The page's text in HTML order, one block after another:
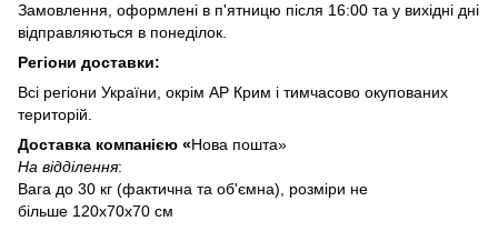
Замовлення, оформлені в п'ятницю після 16:00 та у вихідні дні
відправляються в понеділок.
Регіони доставки:
Всі регіони України, окрім АР Крим і тимчасово окупованих
територій.
Доставка компанією «Нова пошта»
На відділення:
Вага до 30 кг (фактична та об'ємна), розміри не
більше 120х70х70 см